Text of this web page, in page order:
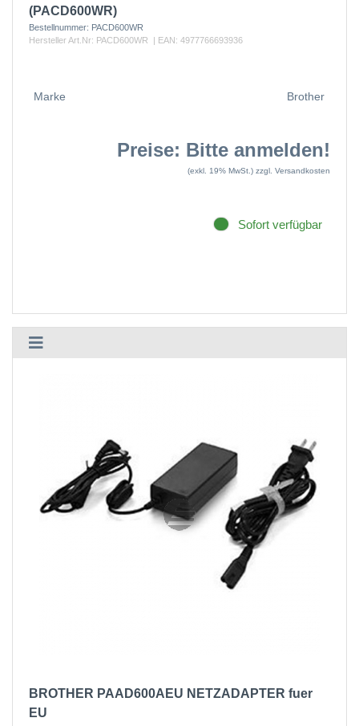
(PACD600WR)
Bestellnummer: PACD600WR
Hersteller Art.Nr: PACD600WR | EAN: 4977766693936
Marke Brother
Preise: Bitte anmelden!
(exkl. 19% MwSt.) zzgl. Versandkosten
Sofort verfügbar
BROTHER PAAD600AEU NETZADAPTER fuer
EU